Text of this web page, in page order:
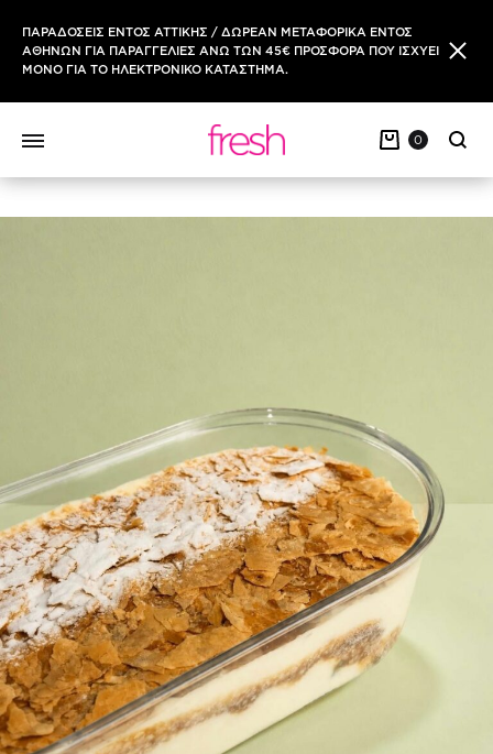
ΠΑΡΑΔΟΣΕΙΣ ΕΝΤΟΣ ΑΤΤΙΚΗΣ / ΔΩΡΕΑΝ ΜΕΤΑΦΟΡΙΚΑ ΕΝΤΟΣ
ΑΘΗΝΩΝ ΓΙΑ ΠΑΡΑΓΓΕΛΙΕΣ ΑΝΩ ΤΩΝ 45€ ΠΡΟΣΦΟΡΑ ΠΟΥ ΙΣΧΥΕΙ
ΜΟΝΟ ΓΙΑ ΤΟ ΗΛΕΚΤΡΟΝΙΚΟ ΚΑΤΑΣΤΗΜΑ.
0